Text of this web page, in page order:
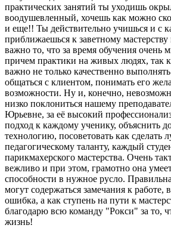
практических занятий ты уходишь
воодушевленный, хочешь как можно
и еще!! Ты действительно учишься и с
приближаешься к заветному
важно то, что за время обучения очень
причем практики на живых людях, так
важно не только качественно
общаться с клиентом, понимать его
возможности. Ну и, конечно,
низко поклониться нашему
Юрьевне, за её высокий
подход к каждому ученику, объяснить
технологию, посоветовать как сделать
педагогическому таланту, каждый
парикмахерского мастерства. Очень
вежливо и при этом, грамотно она
способности в нужное русло.
могут содержаться замечания к работе,
ошибка, а как ступень на пути к
благодарю всю команду "Рокси" за то,
жизнь!